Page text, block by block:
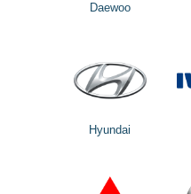
Daewoo
Hyundai